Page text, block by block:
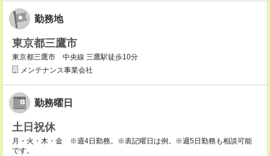
勤務地
東京都三鷹市
東京都三鷹市 中央線 三鷹駅徒歩10分
メンテナンス事業会社
勤務曜日
土日祝休
月・火・木・金 ※週4日勤務。※表記曜日は例。※週5日勤務も相談可能
です。